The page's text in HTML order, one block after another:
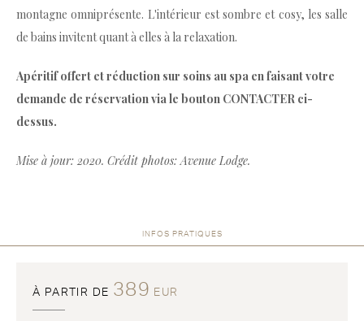
montagne omniprésente. L'intérieur est sombre et cosy, les salle
de bains invitent quant à elles à la relaxation.
Apéritif offert et réduction sur soins au spa en faisant votre
demande de réservation via le bouton CONTACTER ci-
dessus.
Mise à jour: 2020. Crédit photos: Avenue Lodge.
INFOS PRATIQUES
À PARTIR DE 389 EUR